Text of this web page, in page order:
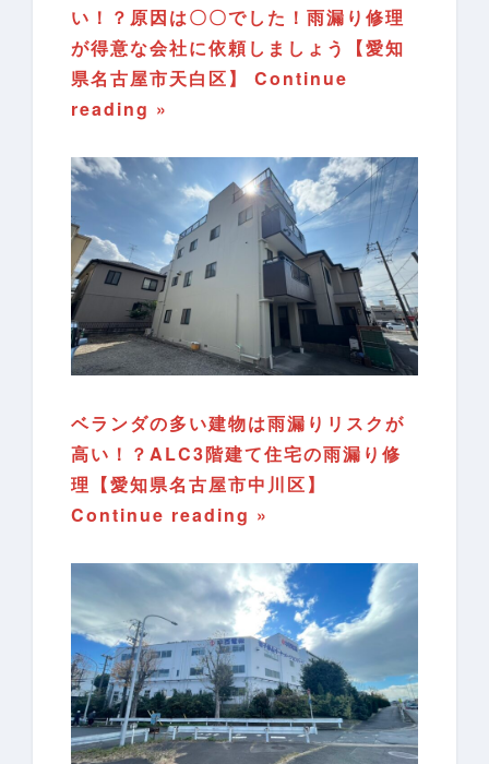
い！？原因は〇〇でした！雨漏り修理
が得意な会社に依頼しましょう【愛知
県名古屋市天白区】
Continue
reading »
ベランダの多い建物は雨漏りリスクが
高い！？ALC3階建て住宅の雨漏り修
理【愛知県名古屋市中川区】
Continue reading »